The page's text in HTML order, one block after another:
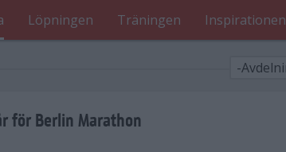
Löpningen Träningen Inspirationen
för Berlin Marathon